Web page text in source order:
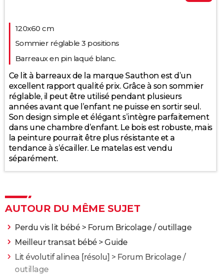
juil.
janv.
2026
100
110
120x60 cm
Sommier réglable 3 positions
Barreaux en pin laqué blanc.
Ce lit à barreaux de la marque Sauthon est d’un
excellent rapport qualité prix. Grâce à son sommier
réglable, il peut être utilisé pendant plusieurs
années avant que l’enfant ne puisse en sortir seul.
Son design simple et élégant s’intègre parfaitement
dans une chambre d’enfant. Le bois est robuste, mais
la peinture pourrait être plus résistante et a
tendance à s’écailler. Le matelas est vendu
séparément.
AUTOUR DU MÊME SUJET
Perdu vis lit bébé > Forum Bricolage / outillage
Meilleur transat bébé > Guide
Lit évolutif alinea [résolu] > Forum Bricolage /
outillage